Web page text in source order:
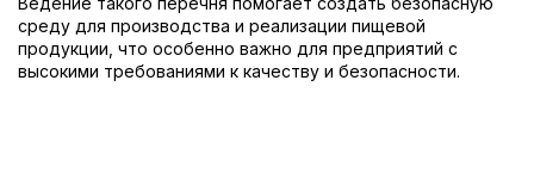
среду для производства и реализации пищевой
продукции, что особенно важно для предприятий с
высокими требованиями к качеству и безопасности.